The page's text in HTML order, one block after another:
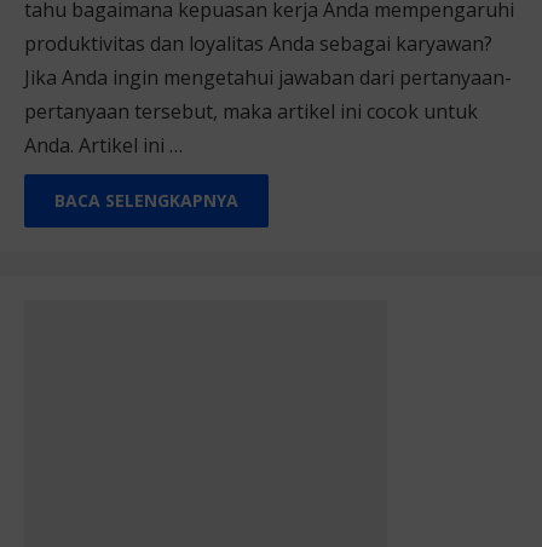
tahu bagaimana kepuasan kerja Anda mempengaruhi
produktivitas dan loyalitas Anda sebagai karyawan?
Jika Anda ingin mengetahui jawaban dari pertanyaan-
pertanyaan tersebut, maka artikel ini cocok untuk
Anda. Artikel ini …
BACA SELENGKAPNYA